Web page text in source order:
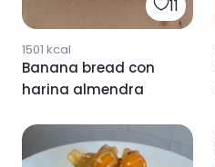
11
1501 kcal
Banana bread con
harina almendra